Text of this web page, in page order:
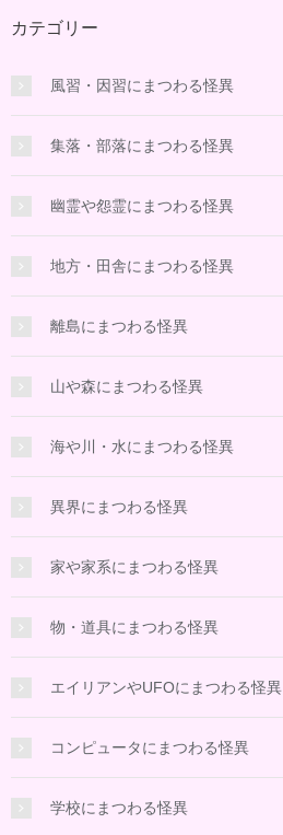
カテゴリー
風習・因習にまつわる怪異
集落・部落にまつわる怪異
幽霊や怨霊にまつわる怪異
地方・田舎にまつわる怪異
離島にまつわる怪異
山や森にまつわる怪異
海や川・水にまつわる怪異
異界にまつわる怪異
家や家系にまつわる怪異
物・道具にまつわる怪異
エイリアンやUFOにまつわる怪異
コンピュータにまつわる怪異
学校にまつわる怪異